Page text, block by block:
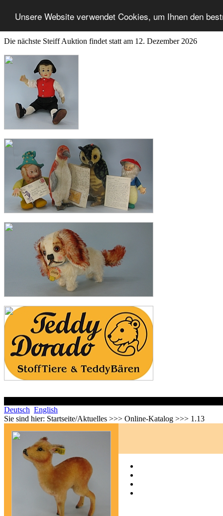
Unsere Website verwendet Cookies, um Ihnen den
Die nächste Steiff Auktion findet statt am 12. Dezember 2026
Deutsch English
Sie sind hier: Startseite/Aktuelles >>> Online-Katalog >>> 1.13